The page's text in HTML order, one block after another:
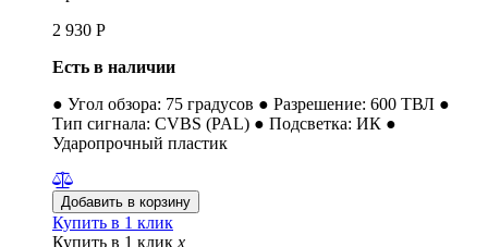
2 930 Р
Есть в наличии
● Угол обзора: 75 градусов ● Разрешение: 600 ТВЛ ●
Тип сигнала: CVBS (PAL) ● Подсветка: ИК ●
Ударопрочный пластик
Купить в 1 клик
Купить в 1 клик x